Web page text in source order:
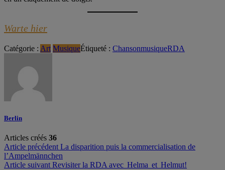
Warte hier
Catégorie : Art MusiqueÉtiqueté : ChansonmusiqueRDA
Berlin
Articles créés 36
Navigation
de
Article précédent La disparition puis la commercialisation de
l’Ampelmännchen
Article suivant Revisiter la RDA avec Helma et Helmut!